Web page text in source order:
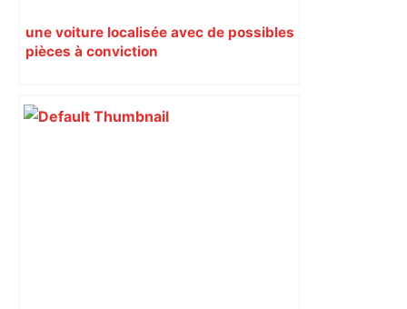
une voiture localisée avec de possibles
pièces à conviction